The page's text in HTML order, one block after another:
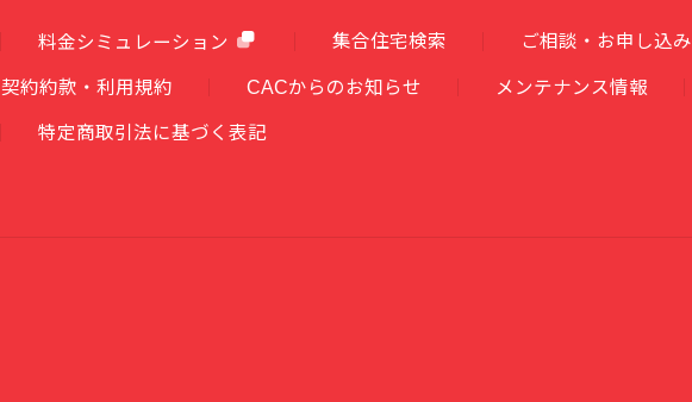
料金シミュレーション 集合住宅検索 ご相談・お申し込み
契約約款・利用規約 CACからのお知らせ メンテナンス情報
特定商取引法に基づく表記